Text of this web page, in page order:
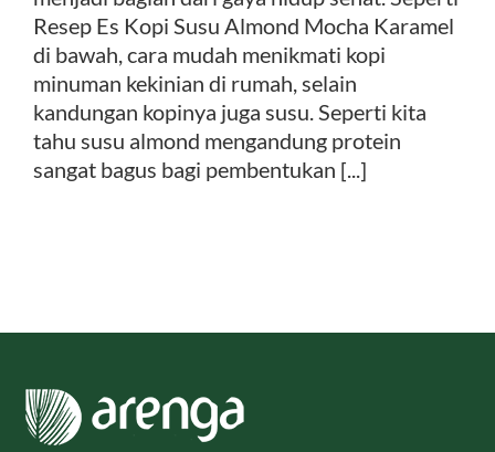
Resep Es Kopi Susu Almond Mocha Karamel
di bawah, cara mudah menikmati kopi
minuman kekinian di rumah, selain
kandungan kopinya juga susu. Seperti kita
tahu susu almond mengandung protein
sangat bagus bagi pembentukan [...]